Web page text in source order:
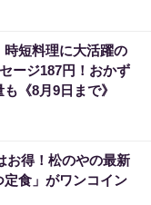
時短料理に大活躍の
ージ187円！おかず
《8月9日まで》
お得！松のやの最新
食」がワンコイン